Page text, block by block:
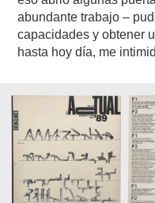
abundante trabajo –
capacidades y obtener
hasta hoy día, me